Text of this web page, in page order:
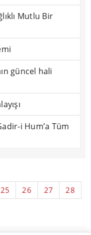
Mutlu Bir
güncel hali
i Hum’a Tüm
25 26 27
28